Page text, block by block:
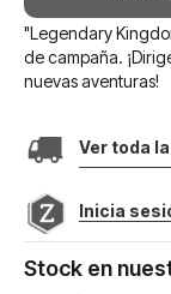
"Legendary
de campaña.
nuevas aventuras!
Ver toda
Inicia
Stock en